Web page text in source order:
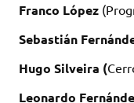
Franco López
Sebastián
Hugo Silveira (
Leonardo